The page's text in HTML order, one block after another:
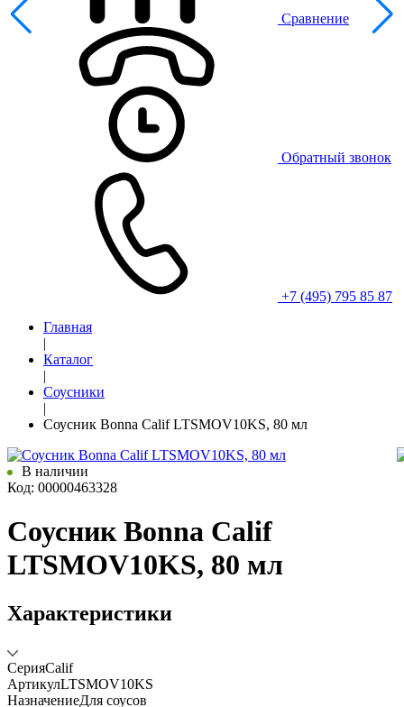
Сравнение
Обратный звонок
+7 (495) 795 85 87
Главная
|
Каталог
|
Соусники
|
Соусник Bonna Calif LTSMOV10KS, 80 мл
В наличии
Код: 00000463328
Соусник Bonna Calif
LTSMOV10KS, 80 мл
Характеристики
СерияCalif
АртикулLTSMOV10KS
НазначениеДля соусов